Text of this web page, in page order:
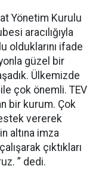
Yönetim Kurulu
aracılığıyla
olduklarını ifade
güzel bir
Ülkemizde
çok önemli. TEV
bir kurum. Çok
vererek
altına imza
çıktıkları
” dedi.